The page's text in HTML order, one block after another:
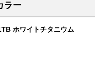
ラー
ホワイトチタニウム